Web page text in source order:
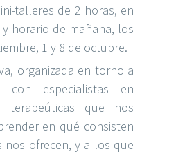
talleres de 2 horas, en
horario de mañana, los
1 y 8 de octubre.
organizada en torno a
con especialistas en
terapeúticas que nos
en qué consisten
nos ofrecen, y a los que